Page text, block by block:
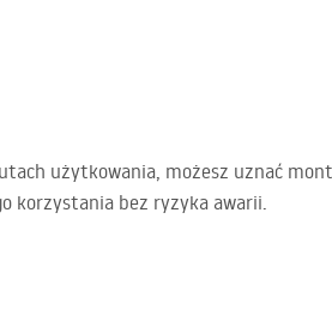
użytkowania, możesz uznać
korzystania bez ryzyka awarii.